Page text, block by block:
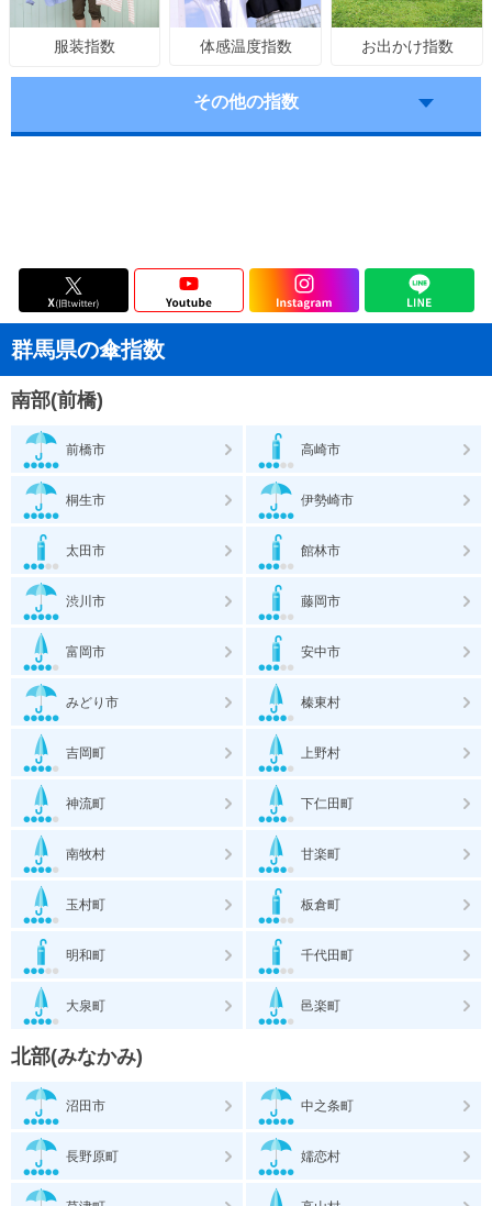
服装指数 体感温度指数 お出かけ指数
その他の指数
群馬県の傘指数
南部(前橋)
前橋市 高崎市
桐生市 伊勢崎市
太田市 館林市
渋川市 藤岡市
富岡市 安中市
みどり市 榛東村
吉岡町 上野村
神流町 下仁田町
南牧村 甘楽町
玉村町 板倉町
明和町 千代田町
大泉町 邑楽町
北部(みなかみ)
沼田市 中之条町
長野原町 嬬恋村